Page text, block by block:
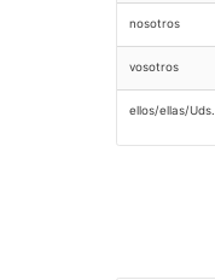
nosotros
vosotros
ellos/ellas/Uds.